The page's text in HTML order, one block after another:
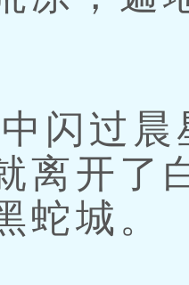
闪过晨
离开了
蛇城。